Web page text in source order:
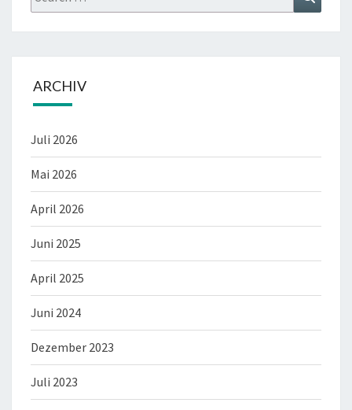
for:
ARCHIV
Juli 2026
Mai 2026
April 2026
Juni 2025
April 2025
Juni 2024
Dezember 2023
Juli 2023